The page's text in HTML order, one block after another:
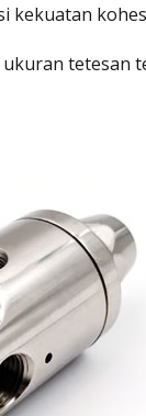
kekuatan
tetesan